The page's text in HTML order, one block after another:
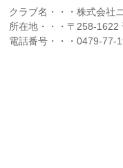
クラブ名・・・株式会社
所在地・・・〒258-1622
電話番号・・・0479-77-